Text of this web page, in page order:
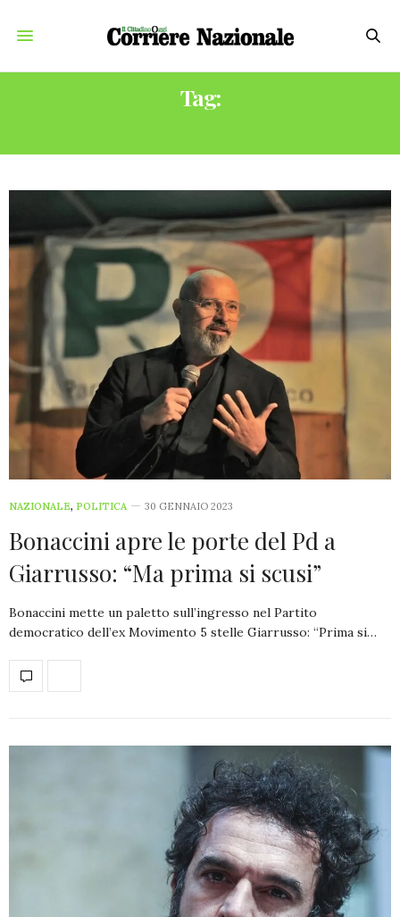
Tag:
NAZIONALE, POLITICA 30 GENNAIO 2023
Bonaccini apre le porte del Pd a
Giarrusso: “Ma prima si scusi”
Bonaccini mette un paletto sull’ingresso nel Partito
democratico dell’ex Movimento 5 stelle Giarrusso: “Prima si…